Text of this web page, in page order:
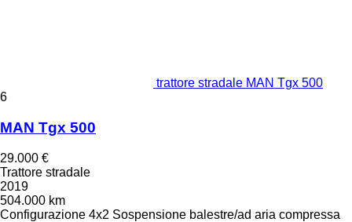
trattore stradale MAN Tgx 500
6
MAN Tgx 500
29.000 €
Trattore stradale
2019
504.000 km
Configurazione 4x2 Sospensione balestre/ad aria compressa